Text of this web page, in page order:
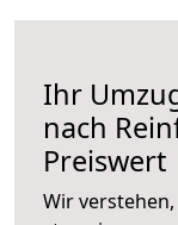
Ihr
nach
Preiswert
Wir